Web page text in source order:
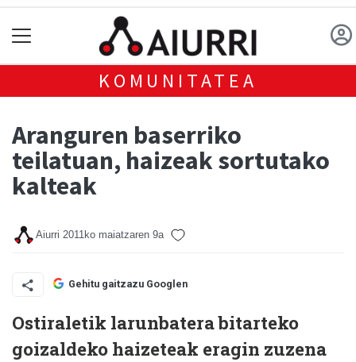
KOMUNITATEA
Aranguren baserriko
teilatuan, haizeak sortutako
kalteak
Aiurri 2011ko maiatzaren 9a
Gehitu gaitzazu Googlen
Ostiraletik larunbatera bitarteko
goizaldeko haizeteak eragin zuzena